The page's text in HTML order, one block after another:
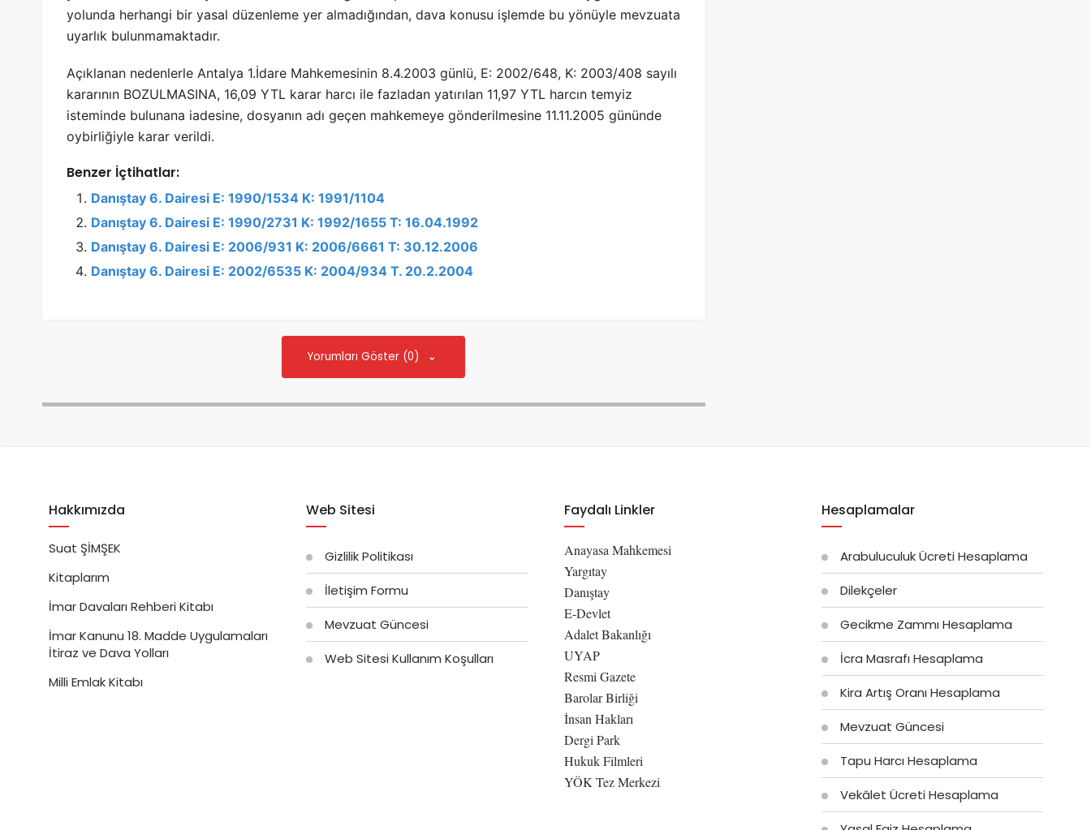
yolunda herhangi bir yasal düzenleme yer almadığından, dava konusu işlemde bu yönüyle mevzuata
uyarlık bulunmamaktadır.
Açıklanan nedenlerle Antalya 1.İdare Mahkemesinin 8.4.2003 günlü, E: 2002/648, K: 2003/408 sayılı
kararının BOZULMASINA, 16,09 YTL karar harcı ile fazladan yatırılan 11,97 YTL harcın temyiz
isteminde bulunana iadesine, dosyanın adı geçen mahkemeye gönderilmesine 11.11.2005 gününde
oybirliğiyle karar verildi.
Benzer İçtihatlar:
Danıştay 6. Dairesi E: 1990/1534 K: 1991/1104
Danıştay 6. Dairesi E: 1990/2731 K: 1992/1655 T: 16.04.1992
Danıştay 6. Dairesi E: 2006/931 K: 2006/6661 T: 30.12.2006
Danıştay 6. Dairesi E: 2002/6535 K: 2004/934 T. 20.2.2004
Yorumları Göster (0)
Hakkımızda
Suat ŞİMŞEK
Kitaplarım
İmar Davaları Rehberi Kitabı
İmar Kanunu 18. Madde Uygulamaları
İtiraz ve Dava Yolları
Milli Emlak Kitabı
Web Sitesi
Gizlilik Politikası
İletişim Formu
Mevzuat Güncesi
Web Sitesi Kullanım Koşulları
Faydalı Linkler
Anayasa Mahkemesi
Yargıtay
Danıştay
E-Devlet
Adalet Bakanlığı
UYAP
Resmi Gazete
Barolar Birliği
İnsan Hakları
Dergi Park
Hukuk Filmleri
YÖK Tez Merkezi
Hesaplamalar
Arabuluculuk Ücreti Hesaplama
Dilekçeler
Gecikme Zammı Hesaplama
İcra Masrafı Hesaplama
Kira Artış Oranı Hesaplama
Mevzuat Güncesi
Tapu Harcı Hesaplama
Vekâlet Ücreti Hesaplama